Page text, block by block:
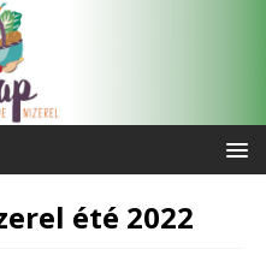
été 2022